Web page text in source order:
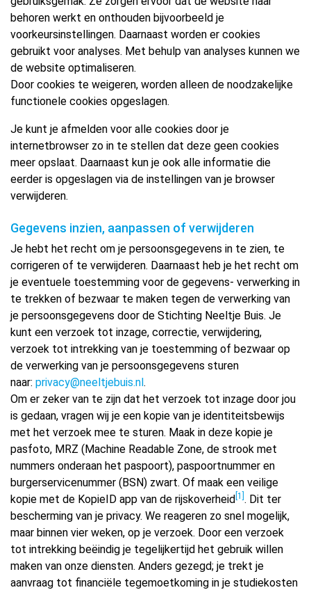
behoren werkt en onthouden bijvoorbeeld je
voorkeursinstellingen. Daarnaast worden er cookies
gebruikt voor analyses. Met behulp van analyses kunnen we
de website optimaliseren.
Door cookies te weigeren, worden alleen de noodzakelijke
functionele cookies opgeslagen.
Je kunt je afmelden voor alle cookies door je
internetbrowser zo in te stellen dat deze geen cookies
meer opslaat. Daarnaast kun je ook alle informatie die
eerder is opgeslagen via de instellingen van je browser
verwijderen.
Gegevens inzien, aanpassen of verwijderen
Je hebt het recht om je persoonsgegevens in te zien, te
corrigeren of te verwijderen. Daarnaast heb je het recht om
je eventuele toestemming voor de gegevens- verwerking in
te trekken of bezwaar te maken tegen de verwerking van
je persoonsgegevens door de Stichting Neeltje Buis. Je
kunt een verzoek tot inzage, correctie, verwijdering,
verzoek tot intrekking van je toestemming of bezwaar op
de verwerking van je persoonsgegevens sturen
naar: privacy@neeltjebuis.nl.
Om er zeker van te zijn dat het verzoek tot inzage door jou
is gedaan, vragen wij je een kopie van je identiteitsbewijs
met het verzoek mee te sturen. Maak in deze kopie je
pasfoto, MRZ (Machine Readable Zone, de strook met
nummers onderaan het paspoort), paspoortnummer en
burgerservicenummer (BSN) zwart. Of maak een veilige
kopie met de KopieID app van de rijskoverheid [1] . Dit ter
bescherming van je privacy. We reageren zo snel mogelijk,
maar binnen vier weken, op je verzoek. Door een verzoek
tot intrekking beëindig je tegelijkertijd het gebruik willen
maken van onze diensten. Anders gezegd; je trekt je
aanvraag tot financiële tegemoetkoming in je studiekosten